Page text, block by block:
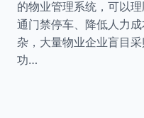
的物业管理系统，可以
通门禁停车、降低人力
杂，大量物业企业盲目
功…